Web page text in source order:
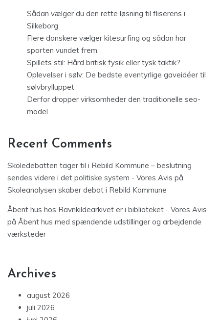
Sådan vælger du den rette løsning til fliserens i
Silkeborg
Flere danskere vælger kitesurfing og sådan har
sporten vundet frem
Spillets stil: Hård britisk fysik eller tysk taktik?
Oplevelser i sølv: De bedste eventyrlige gaveidéer til
sølvbrylluppet
Derfor dropper virksomheder den traditionelle seo-
model
Recent Comments
Skoledebatten tager til i Rebild Kommune – beslutning
sendes videre i det politiske system - Vores Avis på
Skoleanalysen skaber debat i Rebild Kommune
Åbent hus hos Ravnkildearkivet er i biblioteket - Vores Avis
på Åbent hus med spændende udstillinger og arbejdende
værksteder
Archives
august 2026
juli 2026